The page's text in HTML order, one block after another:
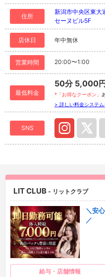
住所
新潟市中央区東
セーヌビル5F
店休日 年中無休
営業時間 20:00〜1:00
最低料金
50分 5,000円
*「お得なクーポン」
> 詳しい料金システム
SNS
LIT CLUB - リットクラブ
＼安
／
給与・店舗情報